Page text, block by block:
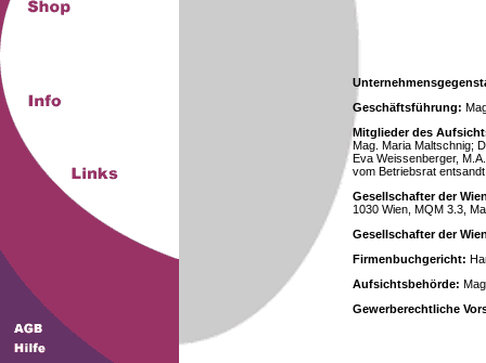
Geschäftsführung:
Mitglieder des
Mag. Maria Maltschnig;
Eva Weissenberger,
vom Betriebsrat
Gesellschafter der
1030 Wien, MQM 3.3,
Gesellschafter der
Firmenbuchgericht:
Aufsichtsbehörde:
Gewerberechtliche